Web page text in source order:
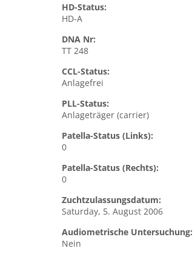
HD-Status:
HD-A
DNA Nr:
TT 248
CCL-Status:
Anlagefrei
PLL-Status:
Anlageträger (carrier)
Patella-Status (Links):
0
Patella-Status (Rechts):
0
Zuchtzulassungsdatum:
Saturday, 5. August 2006
Audiometrische Untersuchung:
Nein